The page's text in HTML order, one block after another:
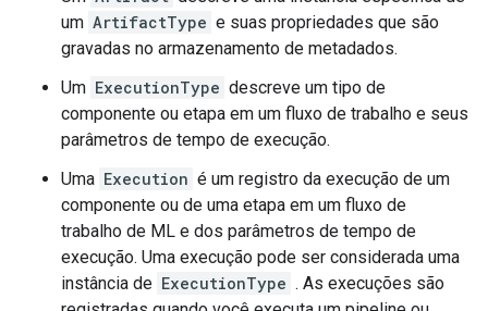
um ArtifactType e suas propriedades que são
gravadas no armazenamento de metadados.
Um ExecutionType descreve um tipo de
componente ou etapa em um fluxo de trabalho e seus
parâmetros de tempo de execução.
Uma Execution é um registro da execução de um
componente ou de uma etapa em um fluxo de
trabalho de ML e dos parâmetros de tempo de
execução. Uma execução pode ser considerada uma
instância de ExecutionType . As execuções são